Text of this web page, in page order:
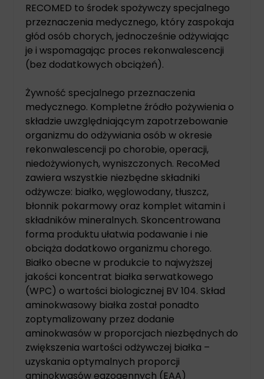
RECOMED to środek spożywczy specjalnego
przeznaczenia medycznego, który zaspokaja
głód osób chorych, jednocześnie odżywiając
je i wspomagając proces rekonwalescencji
(bez dodatkowych obciążeń).
Żywność specjalnego przeznaczenia
medycznego. Kompletne źródło pożywienia o
składzie uwzględniającym zapotrzebowanie
organizmu do odżywiania osób w okresie
rekonwalescencji po chorobie, operacji,
niedożywionych, wyniszczonych. RecoMed
zawiera wszystkie niezbędne składniki
odżywcze: białko, węglowodany, tłuszcz,
błonnik pokarmowy oraz komplet witamin i
składników mineralnych. Skoncentrowana
forma produktu ułatwia podawanie i nie
obciąża dodatkowo organizmu chorego.
Białko obecne w produkcie to najwyższej
jakości koncentrat białka serwatkowego
(WPC) o wartości biologicznej BV 104. Skład
aminokwasowy białka został ponadto
zoptymalizowany przez dodanie
aminokwasów w proporcjach niezbędnych do
zwiększenia wartości odżywczej białka –
uzyskania optymalnych proporcji
aminokwasów egzogennych (EAA)